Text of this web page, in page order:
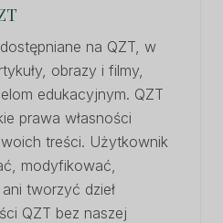
na QZT, w
obrazy i filmy,
edukacyjnym. QZT
prawa własności
treści. Użytkownik
modyfikować,
tworzyć dzieł
QZT bez naszej